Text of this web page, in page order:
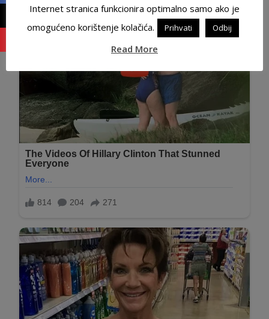
Internet stranica funkcionira optimalno samo ako je
omogućeno korištenje kolačića.
Prihvati Odbij
Read More